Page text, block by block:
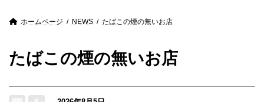
ホームページ NEWS たばこの煙の無いお店
たばこの煙の無いお店